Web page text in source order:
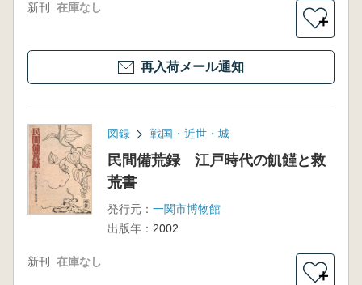
新刊 在庫なし
＋
再入荷メール通知
図録 戦国・近世・城
民間備荒録 江戸時代の飢饉と救
荒書
発行元： 一関市博物館
出版年： 2002
新刊 在庫なし
＋